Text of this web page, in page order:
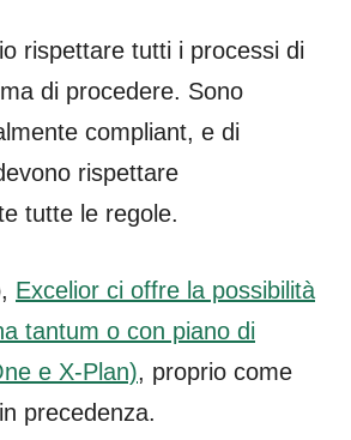
rispettare tutti i processi di
di procedere. Sono
compliant, e di
rispettare
tutte le regole.
Excelior ci offre la possibilità
tantum o con piano di
e X-Plan), proprio come
precedenza.